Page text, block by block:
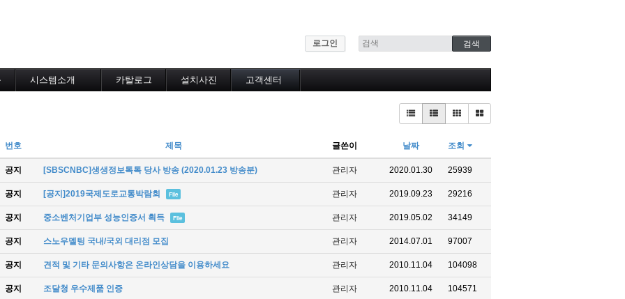
로그인
시스템소개
산업용히터
부속자재
카탈로그 설치사진 고객센터
번호 제목 글쓴이 날짜 조회
공지 [SBSCNBC]생생정보톡톡 당사 방송 (2020.01.23 방송분) 관리자 2020.01.30 25939
공지 [공지]2019국제도로교통박람회 File 관리자 2019.09.23 29216
공지 중소벤처기업부 성능인증서 획득 File 관리자 2019.05.02 34149
공지 스노우멜팅 국내/국외 대리점 모집 관리자 2014.07.01 97007
공지 견적 및 기타 문의사항은 온라인상담을 이용하세요 관리자 2010.11.04 104098
공지 조달청 우수제품 인증 관리자 2010.11.04 104571